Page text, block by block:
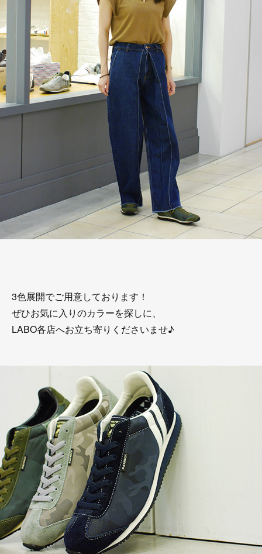
3色展開でご用意しております！
ぜひお気に入りのカラーを探しに、
LABO各店へお立ち寄りくださいませ♪